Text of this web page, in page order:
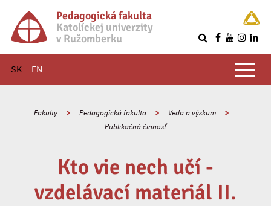
Pedagogická fakulta
Katolíckej univerzity
v Ružomberku
SK EN
Hlavné menu
Fakulty Pedagogická fakulta
Veda a výskum
Publikačná činnosť
Kto vie nech učí -
vzdelávací materiál II.